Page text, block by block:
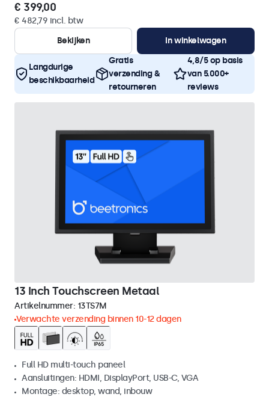
€ 399,00
€ 482,79 incl. btw
Bekijken
In winkelwagen
Langdurige
beschikbaarheid
Gratis
verzending &
retourneren
4,8/5 op basis
van 5.000+
reviews
13 Inch Touchscreen Metaal
Artikelnummer: 13TS7M
Verwachte verzending binnen 10-12 dagen
Full HD multi-touch paneel
Aansluitingen: HDMI, DisplayPort, USB-C, VGA
Montage: desktop, wand, inbouw